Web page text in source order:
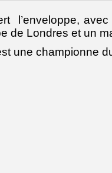
l’enveloppe,
de Londres et un
une championne